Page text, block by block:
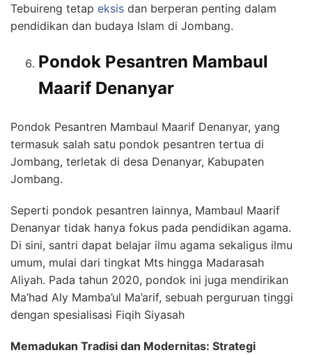
Tebuireng tetap eksis dan berperan penting dalam
pendidikan dan budaya Islam di Jombang.
Pondok Pesantren Mambaul
Maarif Denanyar
Pondok Pesantren Mambaul Maarif Denanyar, yang
termasuk salah satu pondok pesantren tertua di
Jombang, terletak di desa Denanyar, Kabupaten
Jombang.
Seperti pondok pesantren lainnya, Mambaul Maarif
Denanyar tidak hanya fokus pada pendidikan agama.
Di sini, santri dapat belajar ilmu agama sekaligus ilmu
umum, mulai dari tingkat Mts hingga Madarasah
Aliyah. Pada tahun 2020, pondok ini juga mendirikan
Ma’had Aly Mamba’ul Ma’arif, sebuah perguruan tinggi
dengan spesialisasi Fiqih Siyasah
Memadukan Tradisi dan Modernitas: Strategi